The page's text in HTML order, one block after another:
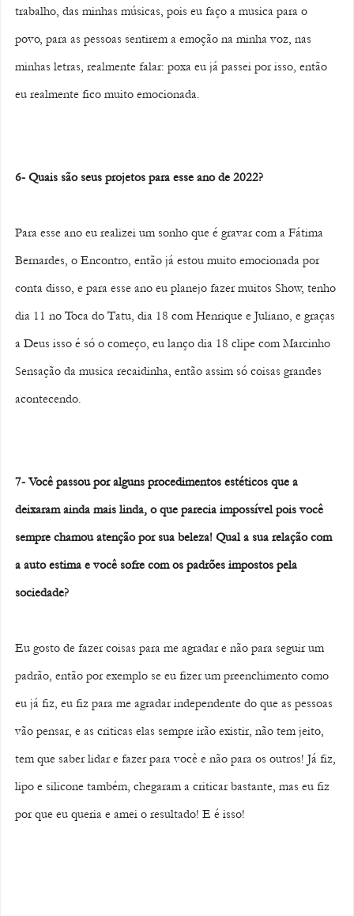
trabalho, das minhas músicas, pois eu faço a musica para o
povo, para as pessoas sentirem a emoção na minha voz, nas
minhas letras, realmente falar: poxa eu já passei por isso, então
eu realmente fico muito emocionada.
6- Quais são seus projetos para esse ano de 2022?
Para esse ano eu realizei um sonho que é gravar com a Fátima
Bernardes, o Encontro, então já estou muito emocionada por
conta disso, e para esse ano eu planejo fazer muitos Show, tenho
dia 11 no Toca do Tatu, dia 18 com Henrique e Juliano, e graças
a Deus isso é só o começo, eu lanço dia 18 clipe com Marcinho
Sensação da musica recaidinha, então assim só coisas grandes
acontecendo.
7- Você passou por alguns procedimentos estéticos que a
deixaram ainda mais linda, o que parecia impossível pois você
sempre chamou atenção por sua beleza! Qual a sua relação com
a auto estima e você sofre com os padrões impostos pela
sociedade?
Eu gosto de fazer coisas para me agradar e não para seguir um
padrão, então por exemplo se eu fizer um preenchimento como
eu já fiz, eu fiz para me agradar independente do que as pessoas
vão pensar, e as criticas elas sempre irão existir, não tem jeito,
tem que saber lidar e fazer para você e não para os outros! Já fiz,
lipo e silicone também, chegaram a criticar bastante, mas eu fiz
por que eu queria e amei o resultado! E é isso!